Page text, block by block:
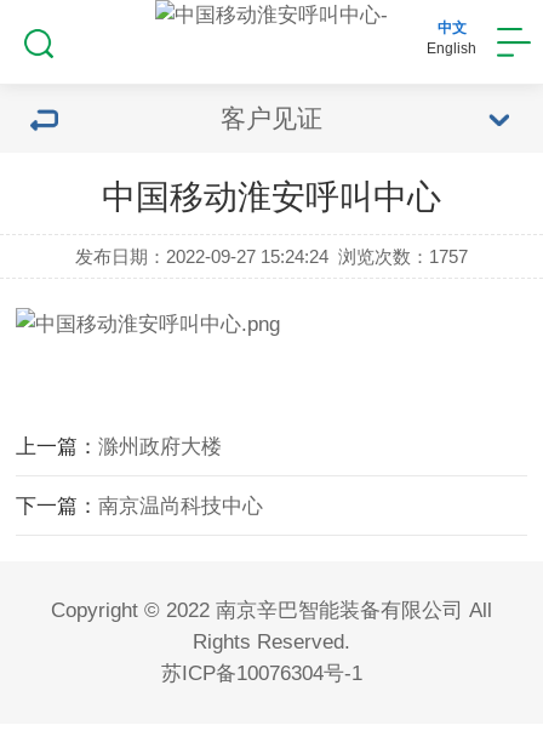
中文
English
客户见证
中国移动淮安呼叫中心
发布日期：2022-09-27 15:24:24 浏览次数： 1757
上一篇：滁州政府大楼
下一篇：南京温尚科技中心
Copyright © 2022 南京辛巴智能装备有限公司 All
Rights Reserved.
苏ICP备10076304号-1